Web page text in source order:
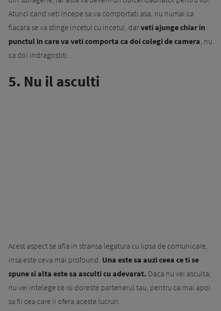
Atunci cand veti incepe sa va comportati asa, nu numai ca
flacara se va stinge incetul cu incetul, darveti ajunge chiar in
punctul in care va veti comporta ca doi colegi de camera, nu
ca doi indragostiti.
5. Nu il asculti
Acest aspect se afla in stransa legatura cu lipsa de comunicare,
insa este ceva mai profound. Una este sa auzi ceea ce ti se
spune si alta este sa asculti cu adevarat. Daca nu vei asculta,
nu vei intelege ce isi doreste partenerul tau, pentru ca mai apoi
sa fii cea care ii ofera aceste lucruri.